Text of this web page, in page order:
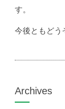
す。
今後ともどう
Archives